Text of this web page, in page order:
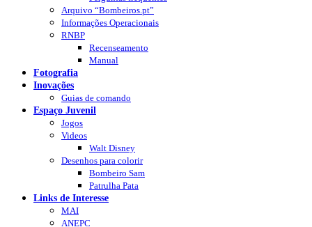
Arquivo “Bombeiros.pt”
Informações Operacionais
RNBP
Recenseamento
Manual
Fotografia
Inovações
Guias de comando
Espaço Juvenil
Jogos
Videos
Walt Disney
Desenhos para colorir
Bombeiro Sam
Patrulha Pata
Links de Interesse
MAI
ANEPC